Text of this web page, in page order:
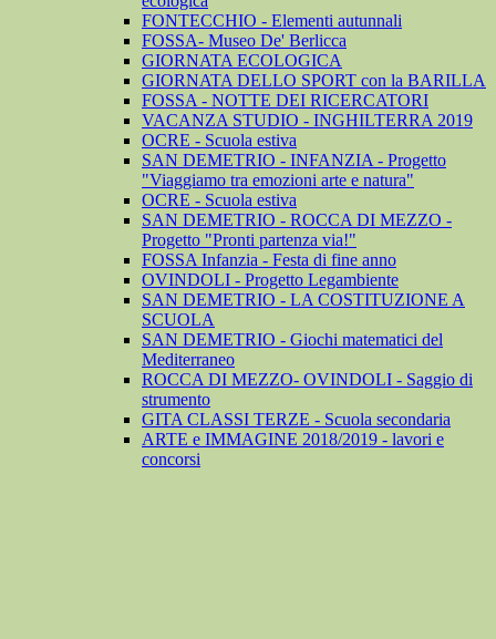
FONTECCHIO - Elementi autunnali
FOSSA- Museo De' Berlicca
GIORNATA ECOLOGICA
GIORNATA DELLO SPORT con la BARILLA
FOSSA - NOTTE DEI RICERCATORI
VACANZA STUDIO - INGHILTERRA 2019
OCRE - Scuola estiva
SAN DEMETRIO - INFANZIA - Progetto
"Viaggiamo tra emozioni arte e natura"
OCRE - Scuola estiva
SAN DEMETRIO - ROCCA DI MEZZO -
Progetto "Pronti partenza via!"
FOSSA Infanzia - Festa di fine anno
OVINDOLI - Progetto Legambiente
SAN DEMETRIO - LA COSTITUZIONE A
SCUOLA
SAN DEMETRIO - Giochi matematici del
Mediterraneo
ROCCA DI MEZZO- OVINDOLI - Saggio di
strumento
GITA CLASSI TERZE - Scuola secondaria
ARTE e IMMAGINE 2018/2019 - lavori e
concorsi